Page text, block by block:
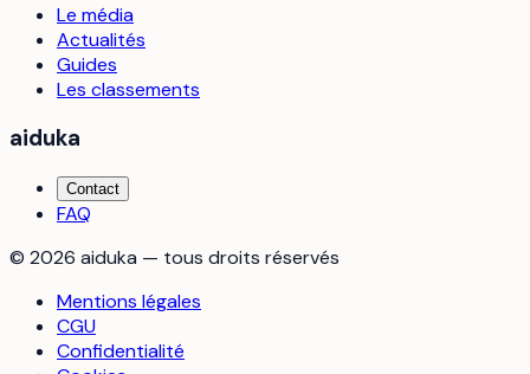
Le média
Actualités
Guides
Les classements
aiduka
Contact
FAQ
© 2026 aiduka — tous droits réservés
Mentions légales
CGU
Confidentialité